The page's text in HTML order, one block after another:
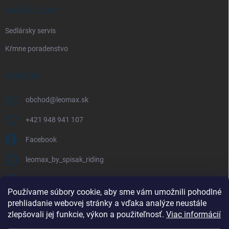
Používame súbory cookie, aby sme vám umožnili pohodlné
prehliadanie webovej stránky a vďaka analýze neustále
zlepšovali jej funkcie, výkon a použiteľnosť. Viac informácií
NAŠE SLUŽBY
Sedlársky servis
Kŕmne poradenstvo
KONTAKT
obchod@ leomax.sk
+421 948 941 107
Facebook
leomax_by_spisak_riding
FACEBOOK